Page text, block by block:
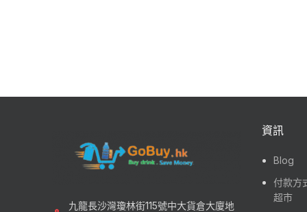
九龍長沙灣瓊林街115號中大貨倉大廈地
資訊
Blog
付款方
超市